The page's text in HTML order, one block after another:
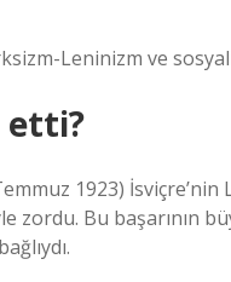
Leninizm ve
etti?
1923)
zordu. Bu başarının